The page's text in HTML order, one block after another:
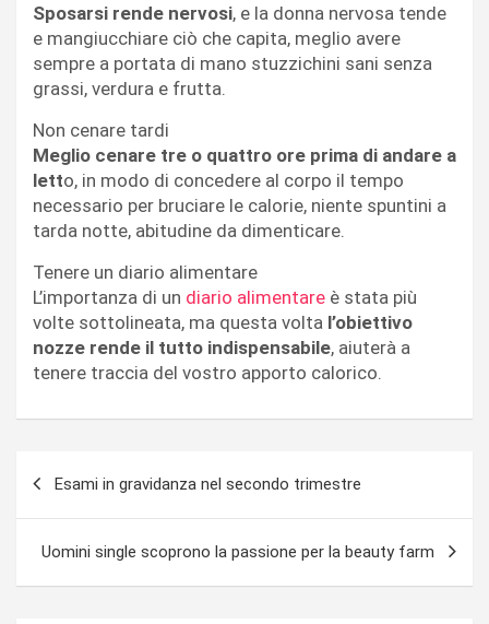
Sposarsi rende nervosi, e la donna nervosa tende
e mangiucchiare ciò che capita, meglio avere
sempre a portata di mano stuzzichini sani senza
grassi, verdura e frutta.
Non cenare tardi
Meglio cenare tre o quattro ore prima di andare a
letto, in modo di concedere al corpo il tempo
necessario per bruciare le calorie, niente spuntini a
tarda notte, abitudine da dimenticare.
Tenere un diario alimentare
L’importanza di un diario alimentare è stata più
volte sottolineata, ma questa volta l’obiettivo
nozze rende il tutto indispensabile, aiuterà a
tenere traccia del vostro apporto calorico.
Esami in gravidanza nel secondo trimestre
Uomini single scoprono la passione per la beauty farm